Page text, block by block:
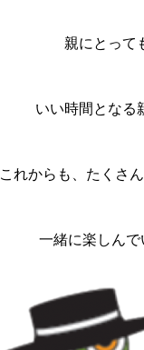
親にとって
いい時間となる
これからも、たくさ
一緒に楽しん